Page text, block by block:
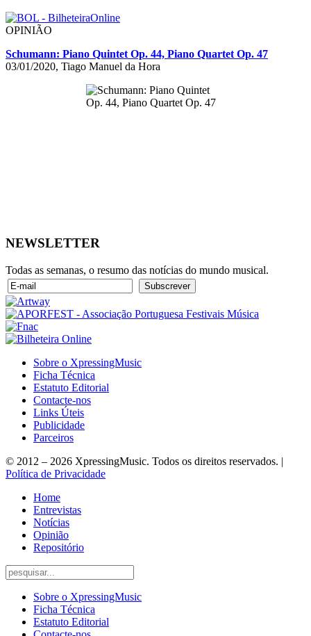
OPINIÃO
Schumann: Piano Quintet Op. 44, Piano Quartet Op. 47
03/01/2020, Tiago Manuel da Hora
NEWSLETTER
Todas as semanas, o resumo das notícias do mundo musical.
Sobre o XpressingMusic
Ficha Técnica
Estatuto Editorial
Contacte-nos
Links Úteis
Publicidade
Parceiros
© 2012 – 2026 XpressingMusic. Todos os direitos reservados. |
Política de Privacidade
Home
Entrevistas
Notícias
Opinião
Repositório
Sobre o XpressingMusic
Ficha Técnica
Estatuto Editorial